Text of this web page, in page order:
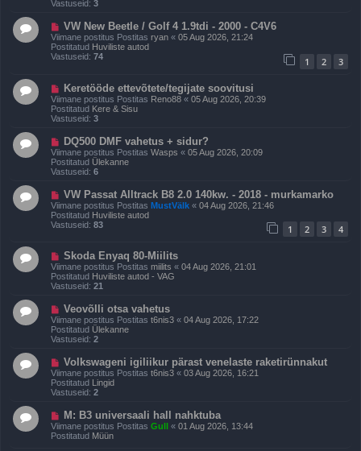
u
o
i
t
u
Vastuseid: 3
U
u
s
p
o
t
u
s
VW New Beetle / Golf 4 1.9tdi - 2000 - C4V6
Viimane postitus Postitas ryan « 05 Aug 2026, 21:24
Postitatud Huviliste autod
Vastuseid: 74 1 2 3
U
u
s
p
o
i
t
u
Keretööde ettevõtete/tegijate soovitusi
Viimane postitus Postitas Reno88 « 05 Aug 2026, 20:39
Postitatud Kere & Sisu
Vastuseid: 3
U
u
s
p
o
i
t
u
DQ500 DMF vahetus + sidur?
Viimane postitus Postitas Wasps « 05 Aug 2026, 20:09
Postitatud Ülekanne
Vastuseid: 6
U
u
s
p
o
t
u
s
VW Passat Alltrack B8 2.0 140kw. - 2018 - murkamarko
Viimane postitus Postitas MustVälk « 04 Aug 2026, 21:46
Postitatud Huviliste autod
Vastuseid: 83 1 2 3 4
U
u
s
p
i
t
u
Skoda Enyaq 80-Miilits
Viimane postitus Postitas miilits « 04 Aug 2026, 21:01
Postitatud Huviliste autod - VAG
Vastuseid: 21
U
u
s
p
i
t
u
Veovõlli otsa vahetus
Viimane postitus Postitas t6nis3 « 04 Aug 2026, 17:22
Postitatud Ülekanne
Vastuseid: 2
U
u
s
p
i
t
Volkswageni igiliikur pärast venelaste raketirünnakut
Viimane postitus Postitas t6nis3 « 03 Aug 2026, 16:21
Postitatud
Lingid
Vastuseid: 2
U
u
s
M: B3 universaali hall nahktuba
Viimane postitus Postitas Gull « 01 Aug 2026, 13:44
Postitatud Müün